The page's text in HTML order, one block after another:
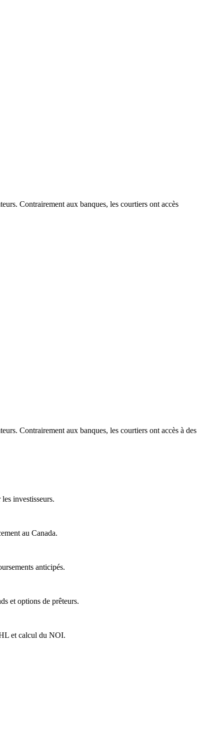
Contrairement aux banques, les courtiers ont accès
Contrairement aux banques, les courtiers ont accès à des
investisseurs.
au Canada.
anticipés.
et options de prêteurs.
et calcul du NOI.